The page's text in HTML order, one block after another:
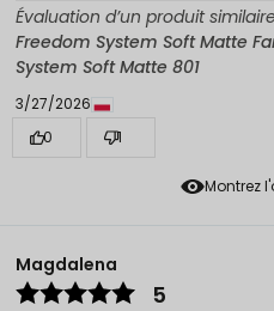
Montrez
Évaluation d’un produit
Freedom System Soft Matte
System Soft Matte 801
3/27/2026
0
1
Magdalena
5